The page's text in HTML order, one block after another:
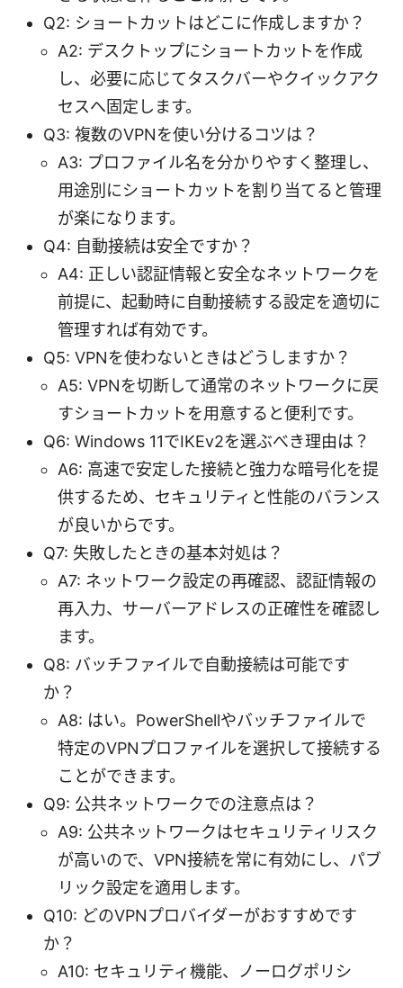
Q2: ショートカットはどこに作成しますか？
A2: デスクトップにショートカットを作成
し、必要に応じてタスクバーやクイックアク
セスへ固定します。
Q3: 複数のVPNを使い分けるコツは？
A3: プロファイル名を分かりやすく整理し、
用途別にショートカットを割り当てると管理
が楽になります。
Q4: 自動接続は安全ですか？
A4: 正しい認証情報と安全なネットワークを
前提に、起動時に自動接続する設定を適切に
管理すれば有効です。
Q5: VPNを使わないときはどうしますか？
A5: VPNを切断して通常のネットワークに戻
すショートカットを用意すると便利です。
Q6: Windows 11でIKEv2を選ぶべき理由は？
A6: 高速で安定した接続と強力な暗号化を提
供するため、セキュリティと性能のバランス
が良いからです。
Q7: 失敗したときの基本対処は？
A7: ネットワーク設定の再確認、認証情報の
再入力、サーバーアドレスの正確性を確認し
ます。
Q8: バッチファイルで自動接続は可能です
か？
A8: はい。PowerShellやバッチファイルで
特定のVPNプロファイルを選択して接続する
ことができます。
Q9: 公共ネットワークでの注意点は？
A9: 公共ネットワークはセキュリティリスク
が高いので、VPN接続を常に有効にし、パブ
リック設定を適用します。
Q10: どのVPNプロバイダーがおすすめです
か？
A10: セキュリティ機能、ノーログポリシ